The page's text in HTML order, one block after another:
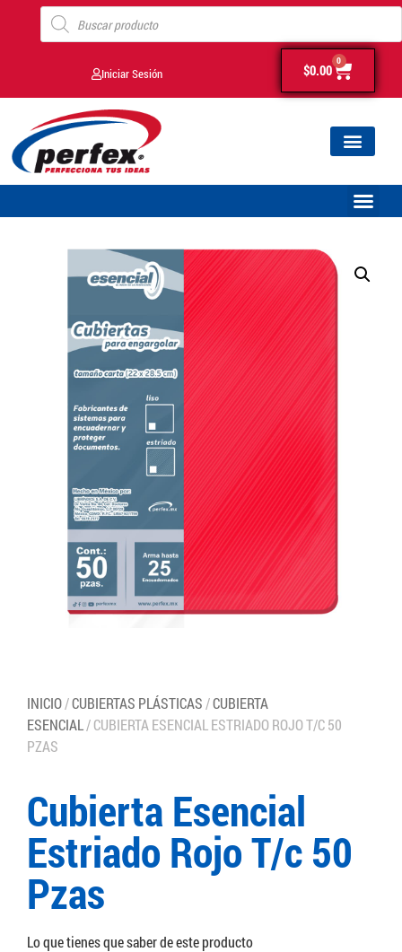
Iniciar Sesión $0.00
0
INICIO/CUBIERTAS PLÁSTICAS /CUBIERTA
ESENCIAL/ CUBIERTA ESENCIAL ESTRIADO ROJO T/C 50
PZAS
Cubierta Esencial
Estriado Rojo T/c 50
Pzas
Lo que tienes que saber de este producto